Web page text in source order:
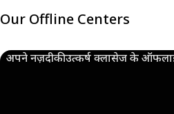
Our Offline Centers
अपने नज़दीकी उत्कर्ष क्लासेज के